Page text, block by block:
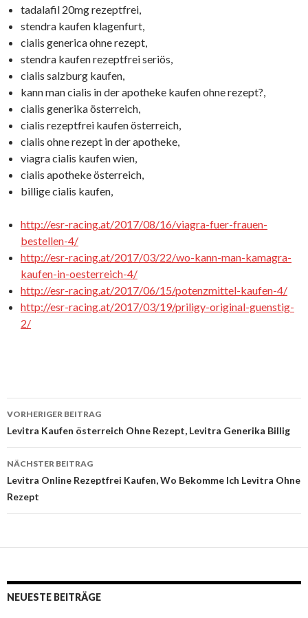
tadalafil 20mg rezeptfrei,
stendra kaufen klagenfurt,
cialis generica ohne rezept,
stendra kaufen rezeptfrei seriös,
cialis salzburg kaufen,
kann man cialis in der apotheke kaufen ohne rezept?,
cialis generika österreich,
cialis rezeptfrei kaufen österreich,
cialis ohne rezept in der apotheke,
viagra cialis kaufen wien,
cialis apotheke österreich,
billige cialis kaufen,
http://esr-racing.at/2017/08/16/viagra-fuer-frauen-
bestellen-4/
http://esr-racing.at/2017/03/22/wo-kann-man-kamagra-
kaufen-in-oesterreich-4/
http://esr-racing.at/2017/06/15/potenzmittel-kaufen-4/
http://esr-racing.at/2017/03/19/priligy-original-guenstig-
2/
Beitrags-
Navigation
VORHERIGER BEITRAG
Levitra Kaufen österreich Ohne Rezept, Levitra Generika Billig
NÄCHSTER BEITRAG
Levitra Online Rezeptfrei Kaufen, Wo Bekomme Ich Levitra Ohne
Rezept
NEUESTE BEITRÄGE